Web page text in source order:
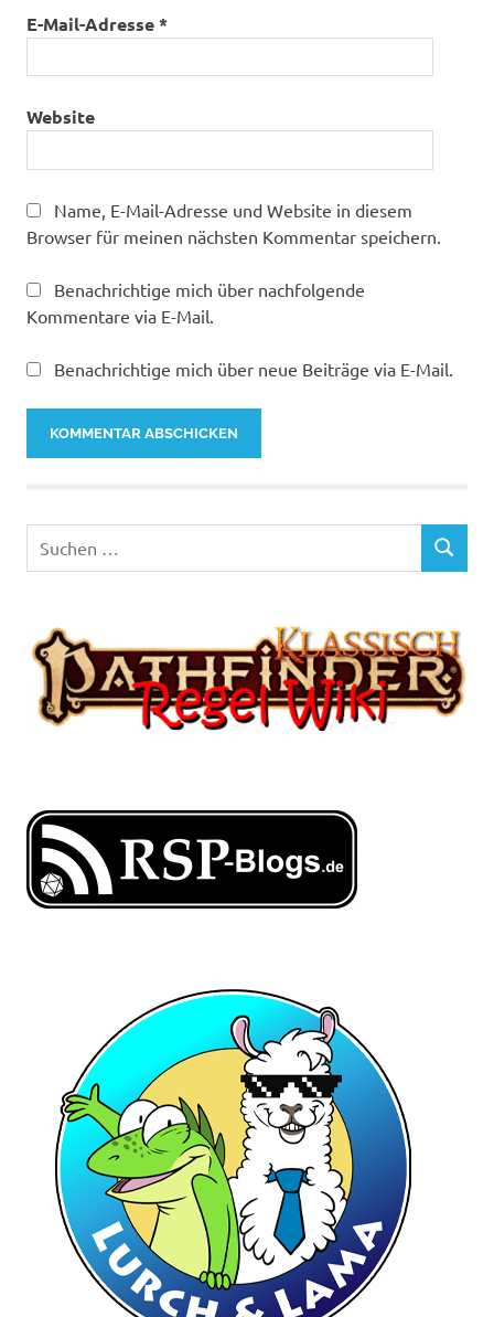
E-Mail-Adresse*
Website
Name, E-Mail-Adresse und Website in diesem
Browser für meinen nächsten Kommentar speichern.
Benachrichtige mich über nachfolgende
Kommentare via E-Mail.
Benachrichtige mich über neue Beiträge via E-Mail.
nach:
SUCHEN